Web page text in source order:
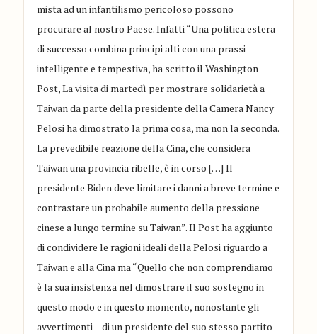
mista ad un infantilismo pericoloso possono
procurare al nostro Paese. Infatti“Una politica estera
di successo combina principi alti con una prassi
intelligente e tempestiva,ha scritto ilWashington
Post,La visita di martedì per mostrare solidarietà a
Taiwan da parte della presidente della Camera Nancy
Pelosi ha dimostrato la prima cosa, ma non la seconda.
La prevedibile reazione della Cina, che considera
Taiwan una provincia ribelle, è in corso […] Il
presidente Biden deve limitare i danni a breve termine e
contrastare un probabile aumento della pressione
cinese a lungo termine su Taiwan”. Il Post ha aggiunto
di condividere le ragioni ideali della Pelosi riguardo a
Taiwan e alla Cina ma“Quello che non comprendiamo
è la sua insistenza nel dimostrare il suo sostegno in
questo modo e in questo momento, nonostante gli
avvertimenti – di un presidente del suo stesso partito –